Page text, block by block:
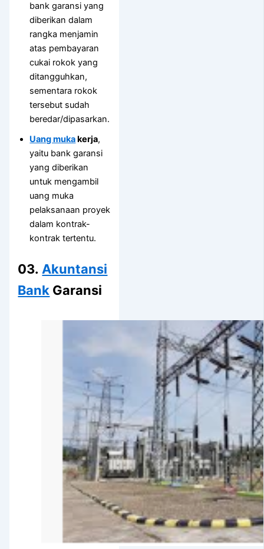
bank garansi yang
diberikan dalam
rangka menjamin
atas pembayaran
cukai rokok yang
ditangguhkan,
sementara rokok
tersebut sudah
beredar/dipasarkan.
Uang mukakerja,
yaitu bank garansi
yang diberikan
untuk mengambil
uang muka
pelaksanaan proyek
dalam kontrak-
kontrak tertentu.
03. Akuntansi
Bank Garansi